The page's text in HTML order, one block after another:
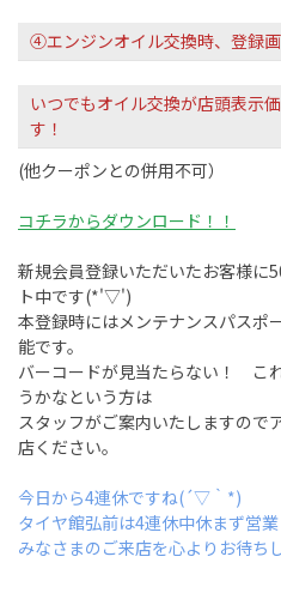
④エンジンオイル交換時、登録
いつでもオイル交換が店頭表示
す！
(他クーポンとの併用不可）
コチラからダウンロード！！
新規会員登録いただいたお客様に
ト中です(*'▽')
本登録時にはメンテナンスパスポ
能です。
バーコードが見当たらない！ こ
うかなという方は
スタッフがご案内いたしますので
店ください。
今日から4連休ですね(´▽｀*)
タイヤ館弘前は4連休中休まず営業
みなさまのご来店を心よりお待ち